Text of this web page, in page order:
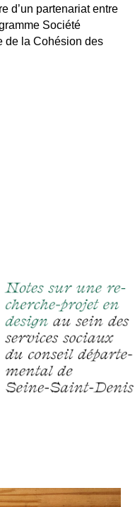
d’un partenariat entre
Société
de la Cohésion des